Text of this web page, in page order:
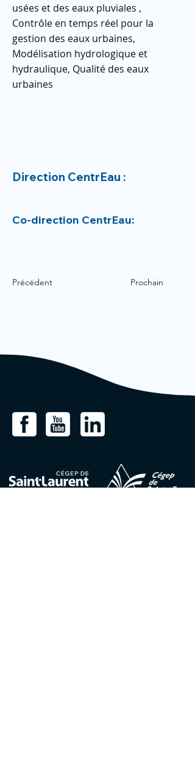
usées et des eaux pluviales ,
Contrôle en temps réel pour la
gestion des eaux urbaines,
Modélisation hydrologique et
hydraulique, Qualité des eaux
urbaines
Direction CentrEau :
Co-direction CentrEau:
Précédent Prochain